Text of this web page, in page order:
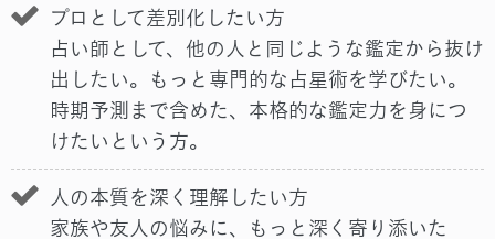
プロとして差別化したい方
占い師として、他の人と同じような鑑定から抜け
出したい。もっと専門的な占星術を学びたい。
時期予測まで含めた、本格的な鑑定力を身につ
けたいという方。
人の本質を深く理解したい方
家族や友人の悩みに、もっと深く寄り添いた